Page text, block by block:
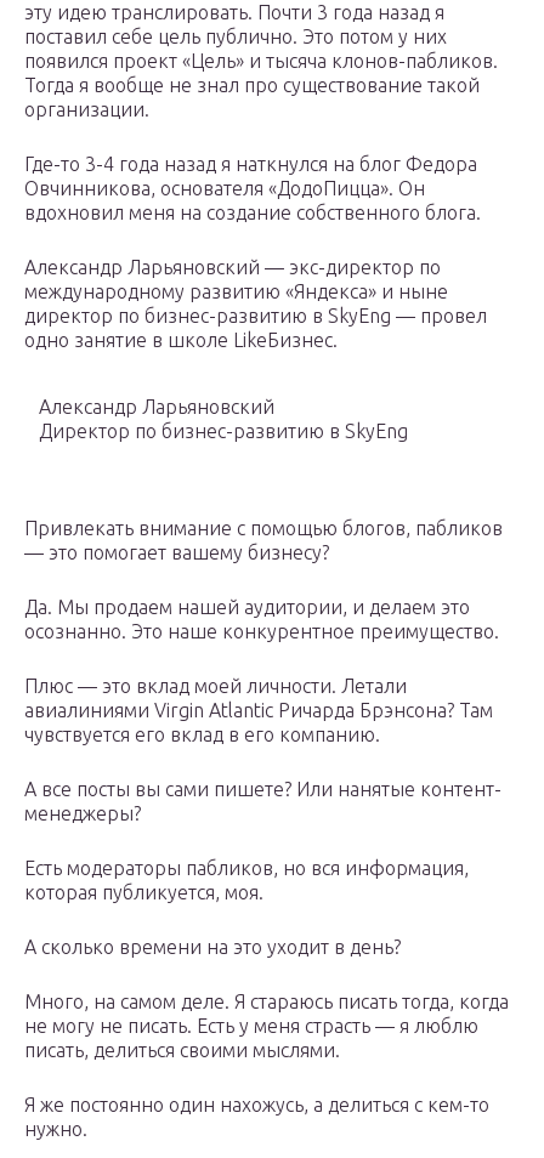
эту идею транслировать. Почти 3 года назад я
поставил себе цель публично. Это потом у них
появился проект «Цель» и тысяча клонов-пабликов.
Тогда я вообще не знал про существование такой
организации.
Где-то 3-4 года назад я наткнулся на блог Федора
Овчинникова, основателя «ДодоПицца». Он
вдохновил меня на создание собственного блога.
Александр Ларьяновский — экс-директор по
международному развитию «Яндекса» и ныне
директор по бизнес-развитию в SkyEng — провел
одно занятие в школе LikeБизнес.
Александр Ларьяновский
Директор по бизнес-развитию в SkyEng
Привлекать внимание с помощью блогов, пабликов
— это помогает вашему бизнесу?
Да. Мы продаем нашей аудитории, и делаем это
осознанно. Это наше конкурентное преимущество.
Плюс — это вклад моей личности. Летали
авиалиниями Virgin Atlantic Ричарда Брэнсона? Там
чувствуется его вклад в его компанию.
А все посты вы сами пишете? Или нанятые контент-
менеджеры?
Есть модераторы пабликов, но вся информация,
которая публикуется, моя.
А сколько времени на это уходит в день?
Много, на самом деле. Я стараюсь писать тогда, когда
не могу не писать. Есть у меня страсть — я люблю
писать, делиться своими мыслями.
Я же постоянно один нахожусь, а делиться с кем-то
нужно.